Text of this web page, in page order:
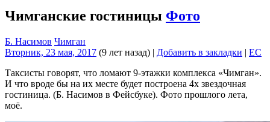
Чимганские гостиницы Фото
Б. Насимов Чимган
Вторник, 23 мая, 2017 (9 лет назад) | Добавить в закладки | EC
Таксисты говорят, что ломают 9-этажки комплекса «Чимган».
И что вроде бы на их месте будет построена 4х звездочная
гостиница. (Б. Насимов в Фейсбуке). Фото прошлого лета,
моё.